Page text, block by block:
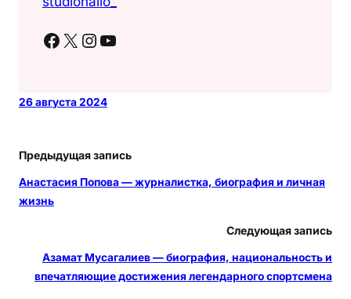
Facebook X Instagram YouTube
26 августа 2024
Предыдущая запись
Анастасия Попова — журналистка, биография и личная
жизнь
Следующая запись
Азамат Мусагалиев — биография, национальность и
впечатляющие достижения легендарного спортсмена